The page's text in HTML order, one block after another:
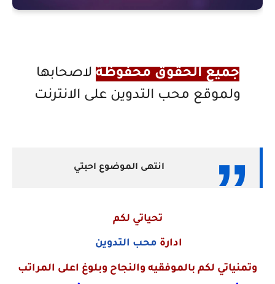
جميع الحقوق محفوظة لاصحابها
ولموقع محب التدوين على الانترنت
انتهى الموضوع احبتي
تحياتي لكم
ادارة محب التدوين
وتمنياتي لكم بالموفقيه والنجاح وبلوغ اعلى المراتب